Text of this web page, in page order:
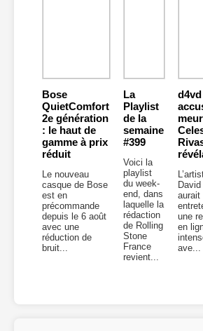
Bose
QuietComfort
2e génération
: le haut de
gamme à prix
réduit
Le nouveau
casque de Bose
est en
précommande
depuis le 6 août
avec une
réduction de
bruit...
La
Playlist
de la
semaine
#399
Voici la
playlist
du week-
end, dans
laquelle la
rédaction
de Rolling
Stone
France
revient...
d4vd
aurait
une
en
ave...